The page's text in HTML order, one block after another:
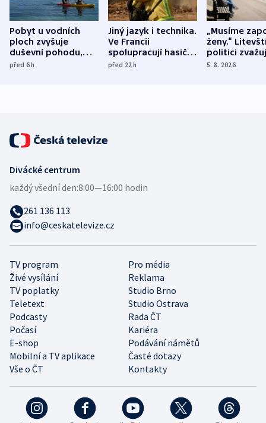
Pobyt u vodních
ploch zvyšuje
duševní pohodu,
ukázala
před 6h
Jiný jazyk i technika.
Ve Francii
spolupracují hasiči z
různých zemí
před 22h
„Musíme
ženy.“
politici
dohodu o
5. 8. 2026
TV program
Pro média
Živé vysílání
Reklama
TV poplatky
Studio Brno
Teletext
Studio Ostrava
Podcasty
Rada ČT
Počasí
Kariéra
E-shop
Podávání námětů
Mobilní a TV aplikace
Časté dotazy
Vše o ČT
Kontakty
Divácké centrum
každý všední den:8:00—16:00 hodin
261 136 113
info@ceskatelevize.cz